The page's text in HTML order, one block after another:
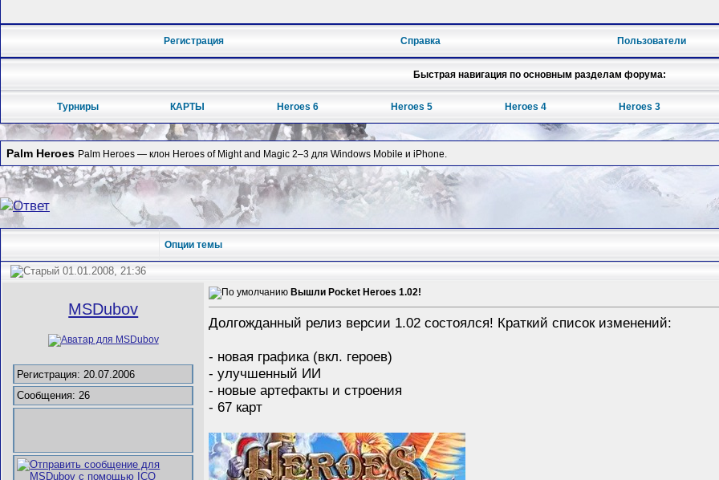
Регистрация Справка Пользователи
Быстрая навигация по основным разделам форума:
Турниры КАРТЫ Heroes 6 Heroes 5 Heroes 4 Heroes 3
Palm Heroes Palm Heroes — клон Heroes of Might and Magic 2–3 для Windows Mobile и iPhone.
Опции темы
01.01.2008, 21:36
MSDubov
Регистрация: 20.07.2006
Сообщения: 26
Вышли Pocket Heroes 1.02!
Долгожданный релиз версии 1.02 состоялся! Краткий список изменений:
- новая графика (вкл. героев)
- улучшенный ИИ
- новые артефакты и строения
- 67 карт